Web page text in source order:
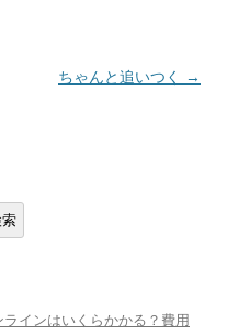
ちゃんと追いつく →
インはいくらかかる？費用